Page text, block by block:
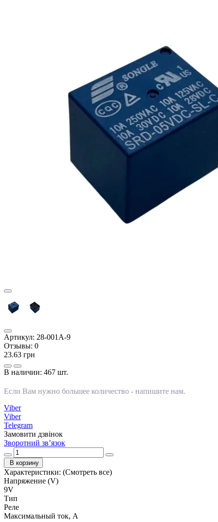
Артикул: 28-001А-9
Отзывы: 0
23.63 грн
В наличии: 467 шт.
Если Вам нужно большее количество - напишите нам.
Viber
Viber
Telegram
Замовити дзвінок
Зворотний зв’язок
В корзину
Характеристики: (Смотреть все)
Напряжение (V)
9V
Тип
Реле
Максимальный ток, А